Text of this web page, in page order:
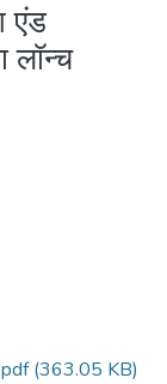
एंड
लॉन्च
(363.05 KB)